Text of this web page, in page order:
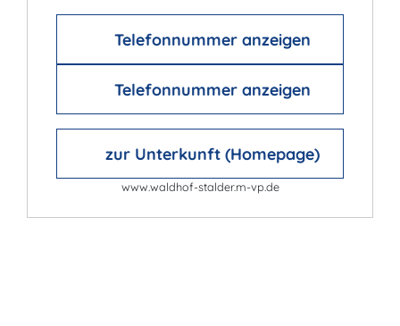
Telefonnummer anzeigen
Telefonnummer anzeigen
zur Unterkunft (Homepage)
www.waldhof-stalder.m-vp.de